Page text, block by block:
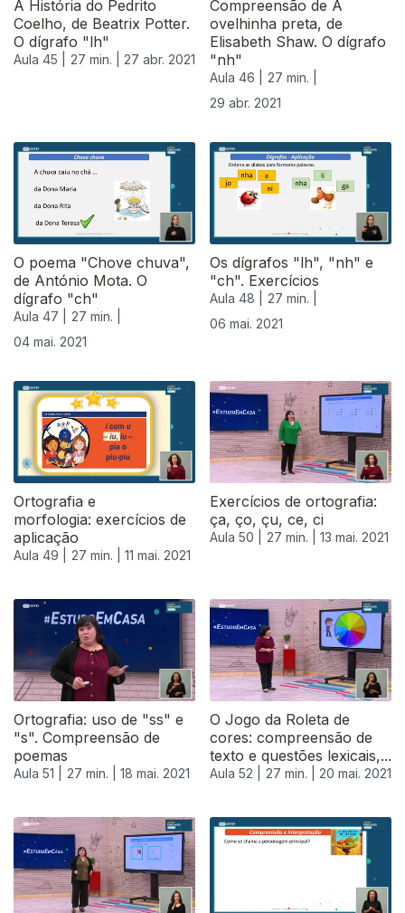
A História do Pedrito
Coelho, de Beatrix Potter.
O dígrafo "lh"
Aula 45 | 27 min. | 27 abr. 2021
Compreensão de A
ovelhinha preta, de
Elisabeth Shaw. O dígrafo
"nh"
Aula 46 |
27 min. |
29 abr. 2021
O poema "Chove chuva",
de António Mota. O
dígrafo "ch"
Aula 47 |
27 min. |
04 mai. 2021
Os dígrafos "lh", "nh" e
"ch". Exercícios
Aula 48 |
27 min. |
06 mai. 2021
542032
Ortografia e
morfologia: exercícios de
aplicação
Aula 49 | 27 min. | 11 mai. 2021
Exercícios de ortografia:
ça, ço, çu, ce, ci
Aula 50 | 27 min. | 13 mai. 2021
Ortografia: uso de "ss" e
"s". Compreensão de
poemas
Aula 51 | 27 min. | 18 mai. 2021
O Jogo da Roleta de
cores: compreensão de
texto e questões lexicais,...
Aula 52 | 27 min. | 20 mai. 2021